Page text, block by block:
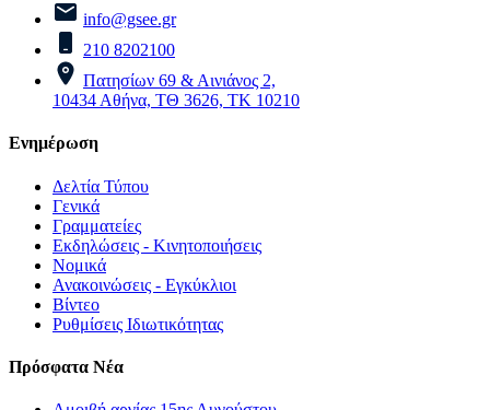
info@gsee.gr
210 8202100
Πατησίων 69 & Αινιάνος 2,
10434 Αθήνα, ΤΘ 3626, ΤΚ 10210
Ενημέρωση
Δελτία Τύπου
Γενικά
Γραμματείες
Εκδηλώσεις - Κινητοποιήσεις
Νομικά
Ανακοινώσεις - Εγκύκλιοι
Βίντεο
Ρυθμίσεις Ιδιωτικότητας
Πρόσφατα Νέα